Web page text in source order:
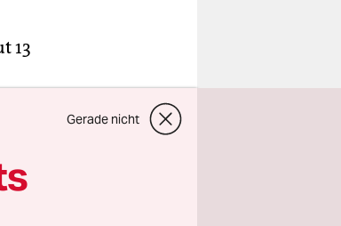
13
Gerade nicht